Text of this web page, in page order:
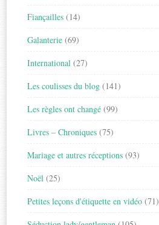
Fiançailles (14)
Galanterie (69)
International (27)
Les coulisses du blog (141)
Les règles ont changé (99)
Livres – Chroniques (75)
Mariage et autres réceptions (93)
Noël (25)
Petites leçons d'étiquette en vidéo (71)